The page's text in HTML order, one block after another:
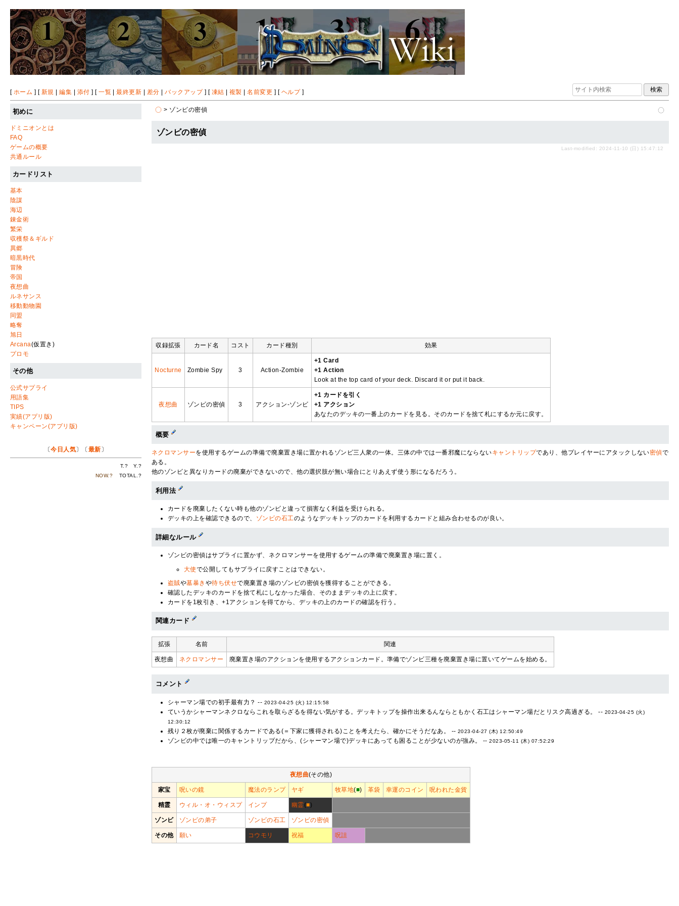
[ ホーム ] [ 新規 |編集 | 添付 ] [一覧 |最終更新 | 差分 |バックアップ] [ 凍結 | 複製 |名前変更 ] [ ヘルプ]
> ゾンビの密偵
ゾンビの密偵
Last-modified: 2024-11-10 (日) 15:47:12
収録拡張 カード名 コスト カード種別 効果
Nocturne Zombie Spy 3 Action-Zombie
+1 Card
+1 Action
Look at the top card of your deck. Discard it or put it back.
夜想曲 ゾンビの密偵 3 アクション-ゾンビ
+1 カードを引く
+1 アクション
あなたのデッキの一番上のカードを見る。そのカードを捨て札にするか元に戻す。
概要
ネクロマンサーを使用するゲームの準備で廃棄置き場に置かれるゾンビ三人衆の一体。三体の中では一番邪魔にならないキャントリップであり、他プレイヤーにアタックしない密偵で
ある。
他のゾンビと異なりカードの廃棄ができないので、他の選択肢が無い場合にとりあえず使う形になるだろう。
利用法
カードを廃棄したくない時も他のゾンビと違って損害なく利益を受けられる。
デッキの上を確認できるので、 ゾンビの石工のようなデッキトップのカードを利用するカードと組み合わせるのが良い。
詳細なルール
ゾンビの密偵はサプライに置かず、ネクロマンサーを使用するゲームの準備で廃棄置き場に置く。
大使で公開してもサプライに戻すことはできない。
盗賊や墓暴き や待ち伏せで廃棄置き場のゾンビの密偵を獲得することができる。
確認したデッキのカードを捨て札にしなかった場合、そのままデッキの上に戻す。
カードを1枚引き、+1アクションを得てから、デッキの上のカードの確認を行う。
関連カード
拡張 名前 関連
夜想曲 ネクロマンサー 廃棄置き場のアクションを使用するアクションカード。準備でゾンビ三種を廃棄置き場に置いてゲームを始める。
コメント
シャーマン場での初手最有力？ -- 2023-04-25 (火) 12:15:58
ていうかシャーマンネクロならこれを取らざるを得ない気がする。デッキトップを操作出来るんならともかく石工はシャーマン場だとリスク高過ぎる。 -- 2023-04-25 (火)
12:30:12
残り２枚が廃棄に関係するカードである(＝下家に獲得される)ことを考えたら、確かにそうだなあ。 -- 2023-04-27 (木) 12:50:49
ゾンビの中では唯一のキャントリップだから、(シャーマン場で)デッキにあっても困ることが少ないのが強み。 --2023-05-11 (木) 07:52:29
夜想曲(その他)
家宝 呪いの鏡 魔法のランプ ヤギ 牧草地(■) 革袋 幸運のコイン 呪われた金貨
精霊 ウィル・オ・ウィスプ インプ 幽霊(■)
ゾンビ ゾンビの弟子 ゾンビの石工 ゾンビの密偵
その他 願い コウモリ 祝福 呪詛
初めに
ドミニオンとは
FAQ
ゲームの概要
共通ルール
カードリスト
基本
陰謀
海辺
錬金術
繁栄
収穫祭＆ギルド
異郷
暗黒時代
冒険
帝国
夜想曲
ルネサンス
移動動物園
同盟
略奪
旭日
Arcana(仮置き)
プロモ
その他
公式サプライ
用語集
TIPS
実績(アプリ版)
キャンペーン(アプリ版)
〔今日人気〕〔 最新 〕
T. ? Y. ?
NOW.? TOTAL. ?